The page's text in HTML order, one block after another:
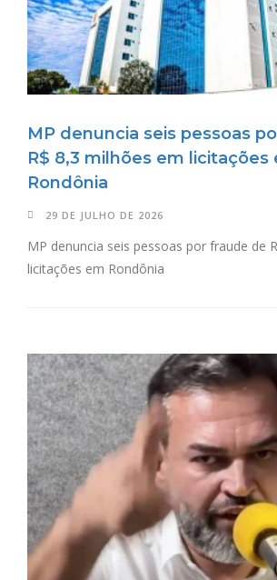
MP denuncia seis pessoas
R$ 8,3 milhões em licitações
Rondônia
29 DE JULHO DE 2026
MP denuncia seis pessoas por fraude de
licitações em Rondônia